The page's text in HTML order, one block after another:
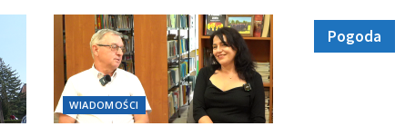
WIADOMOŚCI
Pogoda